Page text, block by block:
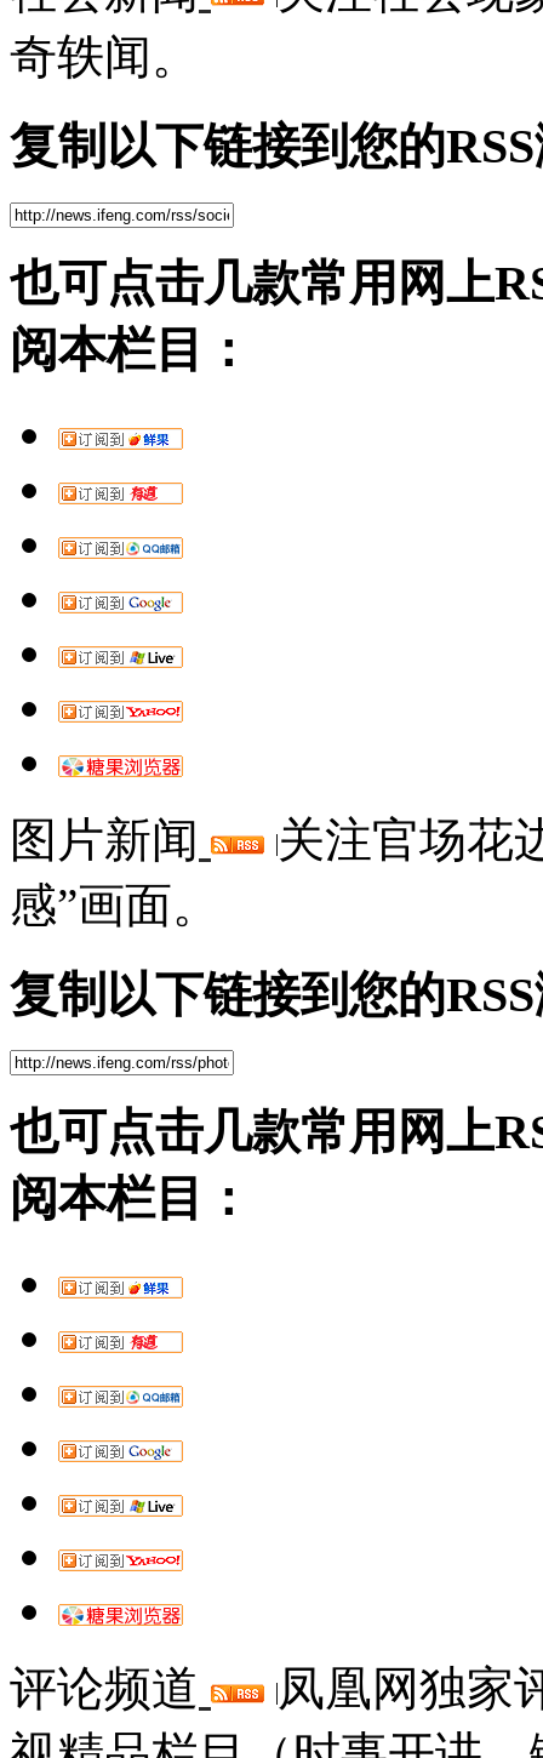
奇轶闻。
复制以下链接到您的
也可点击几款常用网上
阅本栏目：
图片新闻
关注官场花
感”画面。
复制以下链接到您的
也可点击几款常用网上
阅本栏目：
评论频道
凤凰网独家